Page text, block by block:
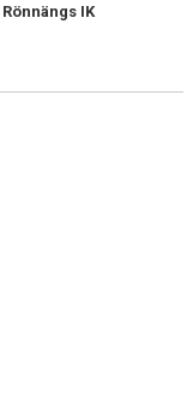
Rönnängs IK